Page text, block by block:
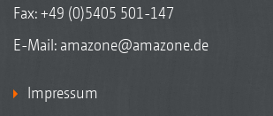
Fax: +49 (0)5405 501-147
E-Mail: amazone@amazone.de
Impressum